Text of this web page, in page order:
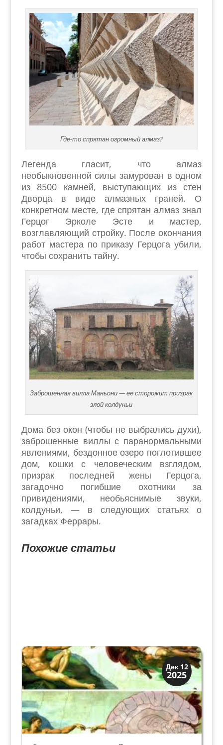
Где-то спрятан огромный алмаз?
Легенда гласит, что алмаз
необыкновенной силы замурован в одном
из 8500 камней, выступающих из стен
Дворца в виде алмазных граней. О
конкретном месте, где спрятан алмаз знал
Герцог Эрколе Эсте и мастер,
возглавляющий стройку. После окончания
работ мастера по приказу Герцога убили,
чтобы сохранить тайну.
Заброшенная вилла Маньони — ее сторожит призрак
злой колдуньи
Дома без окон (чтобы не выбрались духи),
заброшенные виллы с паранормальными
явлениями, бездонное озеро поглотившее
дом, кошки с человеческим взглядом,
призрак последней жены Герцога,
загадочно погибшие охотники за
привидениями, необьяснимые звуки,
колдуньи, — в следующих статьях о
загадках Феррары.
Похожие статьи
Дек 12
2025
Искусство
Тайны картин